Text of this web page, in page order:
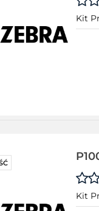
Kit
Kit